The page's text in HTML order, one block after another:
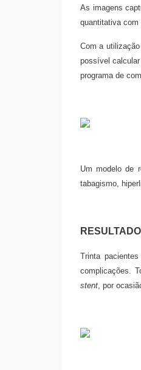
As imagens
quantitativa com
Com a
possível
programa de
Um modelo de
tabagismo,
Trinta
complicações.
stent , por